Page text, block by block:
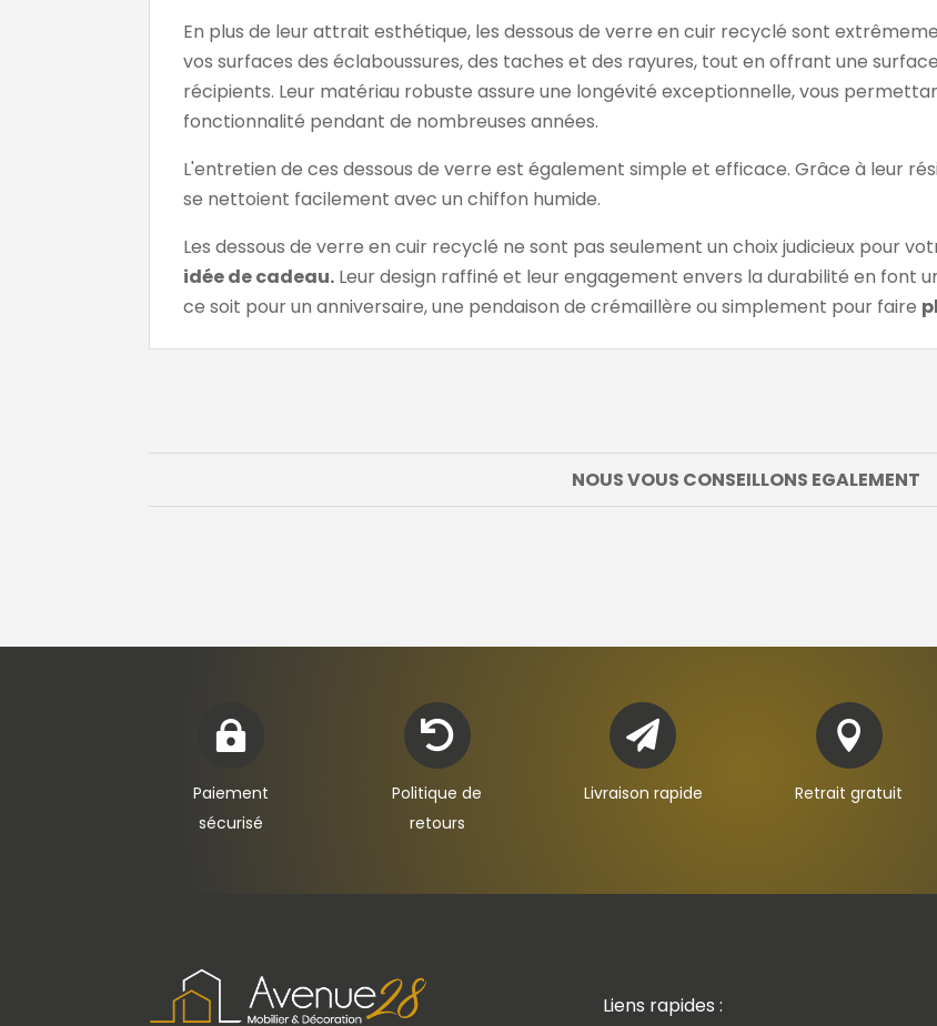
En plus de leur attrait esthétique, les dessous de verre en cuir recyclé sont
vos surfaces des éclaboussures, des taches et des rayures, tout en offrant une
récipients. Leur matériau robuste assure une longévité exceptionnelle, vous
fonctionnalité pendant de nombreuses années.
L'entretien de ces dessous de verre est également simple et efficace. Grâce à leur
se nettoient facilement avec un chiffon humide.
Les dessous de verre en cuir recyclé ne sont pas seulement un choix judicieux pour
idée de cadeau. Leur design raffiné et leur engagement envers la durabilité en font
ce soit pour un anniversaire, une pendaison de crémaillère ou simplement pour faire
NOUS VOUS CONSEILLONS EGALEMENT

Paiement
sécurisé

Politique de
retours

Livraison rapide

Retrait gratuit
Liens rapides :